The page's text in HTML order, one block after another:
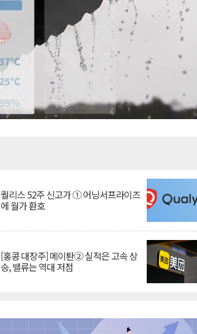
퀄리스 52주 신고가 ① 어닝서프라이즈
에 월가 환호
[홍콩 대장주] 메이퇀② 실적은 고속 상
승, 밸류는 역대 저점